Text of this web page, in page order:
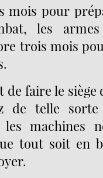
mois pour
les armes
trois mois
faire le siège
de telle
machines
tout soit en